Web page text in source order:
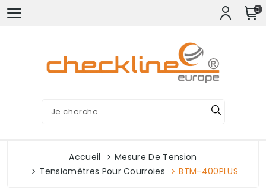
0
Accueil
Mesure De Tension
Tensiomètres Pour Courroies
BTM-400PLUS